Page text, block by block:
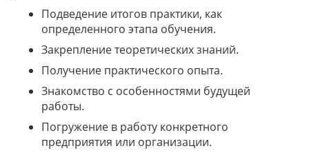
Подведение итогов практики, как
определенного этапа обучения.
Закрепление теоретических знаний.
Получение практического опыта.
Знакомство с особенностями будущей
работы.
Погружение в работу конкретного
предприятия или организации.